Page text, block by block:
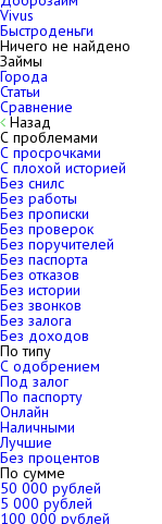
Vivus
Быстроденьги
Ничего не найдено
Займы
Города
Статьи
Сравнение
Назад
С проблемами
С просрочками
С плохой историей
Без снилс
Без работы
Без прописки
Без проверок
Без поручителей
Без паспорта
Без отказов
Без истории
Без звонков
Без залога
Без доходов
По типу
С одобрением
Под залог
По паспорту
Онлайн
Наличными
Лучшие
Без процентов
По сумме
50 000 рублей
5 000 рублей
100 000 рублей